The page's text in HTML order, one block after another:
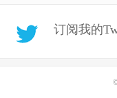
订阅我的